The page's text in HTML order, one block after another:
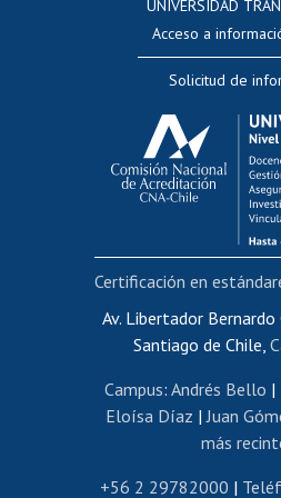
Editar Portafolio
Evaluación
Calificación
Postulación al
Cursos internos de
Bienestar del
Portal de
Certificado de
Certificado de
Editar páginas
Revalidación y
UNIVERSIDAD
Acceso a
Solicitud de
Av. Libertador Bernardo
Santiago de Chile,
Campus: Andrés Bello |
Eloísa Díaz | Juan
más
+56 2 29782000 |
Certificación en